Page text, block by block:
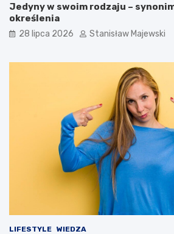
Jedyny w swoim rodzaju –
określenia
28 lipca 2026 Stanisław Majewski
LIFESTYLE WIEDZA